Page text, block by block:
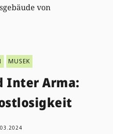
von
MUSEK
Inter Arma: